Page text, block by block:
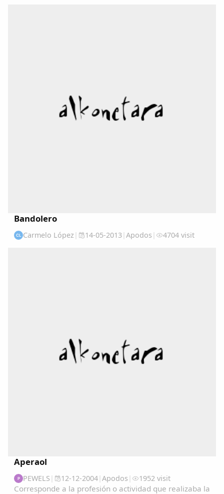
Bandolero
CL Carmelo López | 14-05-2013| Apodos | 4704 visit
Aperaol
P PEWELS | 12-12-2004| Apodos | 1952 visit
Corresponde a la profesión o actividad que realizaba la